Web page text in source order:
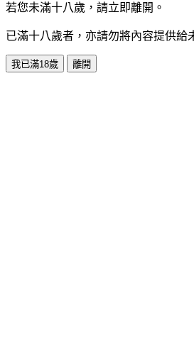
若您未滿十八歲，請立即離開。
已滿十八歲者，亦請勿將內容提供給
我已滿18歲 離開